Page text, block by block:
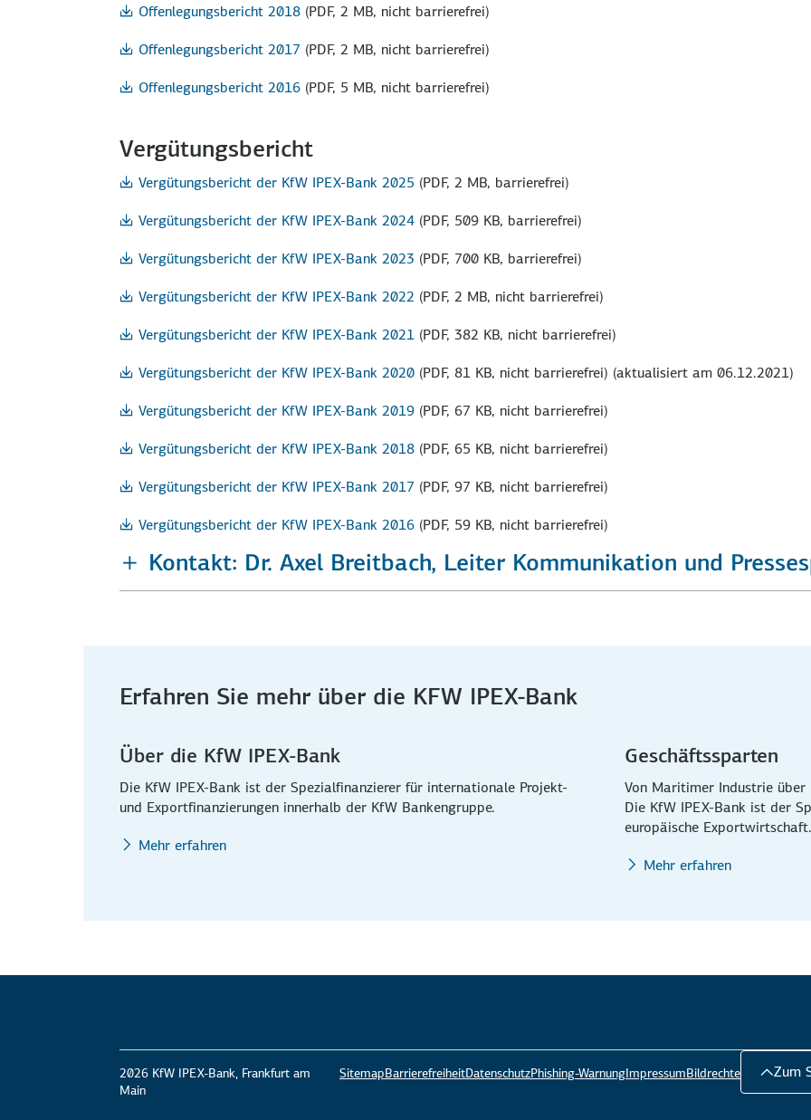
Offenlegungsbericht 2018 (PDF, 2 MB, nicht barrierefrei)
Offenlegungsbericht 2017 (PDF, 2 MB, nicht barrierefrei)
Offenlegungsbericht 2016 (PDF, 5 MB, nicht barrierefrei)
Vergütungsbericht
Vergütungsbericht der KfW IPEX-Bank 2025 (PDF, 2 MB, barrierefrei)
Vergütungsbericht der KfW IPEX-Bank 2024 (PDF, 509 KB, barrierefrei)
Vergütungsbericht der KfW IPEX-Bank 2023 (PDF, 700 KB, barrierefrei)
Vergütungsbericht der KfW IPEX-Bank 2022 (PDF, 2 MB, nicht barrierefrei)
Vergütungsbericht der KfW IPEX-Bank 2021 (PDF, 382 KB, nicht barrierefrei)
Vergütungsbericht der KfW IPEX-Bank 2020 (PDF, 81 KB, nicht barrierefrei) (aktualisiert am 06.12.2021)
Vergütungsbericht der KfW IPEX-Bank 2019 (PDF, 67 KB, nicht barrierefrei)
Vergütungsbericht der KfW IPEX-Bank 2018 (PDF, 65 KB, nicht barrierefrei)
Vergütungsbericht der KfW IPEX-Bank 2017 (PDF, 97 KB, nicht barrierefrei)
Vergütungsbericht der KfW IPEX-Bank 2016 (PDF, 59 KB, nicht barrierefrei)
Kontakt: Dr. Axel Breitbach, Leiter Kommunikation und
Erfahren Sie mehr über die KFW IPEX-Bank
Über die KfW IPEX-Bank
Die KfW IPEX-Bank ist der Spezialfinanzierer für internationale Projekt-
und Exportfinanzierungen innerhalb der KfW Bankengruppe.
Mehr erfahren
Geschäftssparten
Von Maritimer Industrie über
Die KfW IPEX-Bank ist der
europäische Exportwirtschaft.
Mehr erfahren
2026 KfW IPEX-Bank, Frankfurt am
Main
SitemapBarrierefreiheitDatenschutzPhishing-WarnungImpressumBildrechte Zum